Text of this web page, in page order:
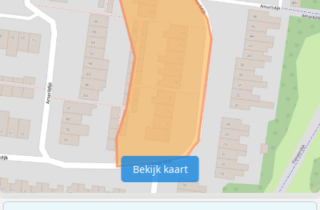
Bekijk kaart